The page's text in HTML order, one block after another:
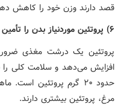
قصد دارند وزن خود را کاهش
۶) پروتئین موردنیاز بدن را تأمین می‌کند
پروتئین یک درشت مغذی
حدود ۲۰ گرم پروتئین
مرغ، پروتئین بیشتری دارند.